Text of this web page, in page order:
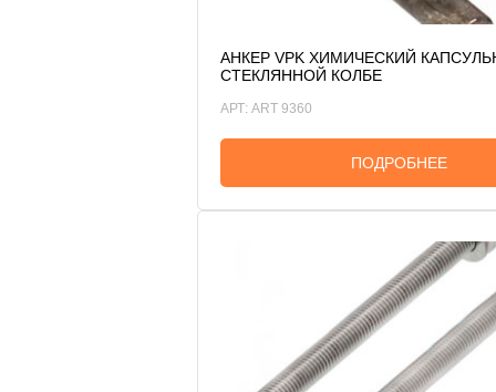
АНКЕР VPK ХИМИЧЕСКИЙ
СТЕКЛЯННОЙ КОЛБЕ
АРТ: ART 9360
ПОДРОБНЕЕ